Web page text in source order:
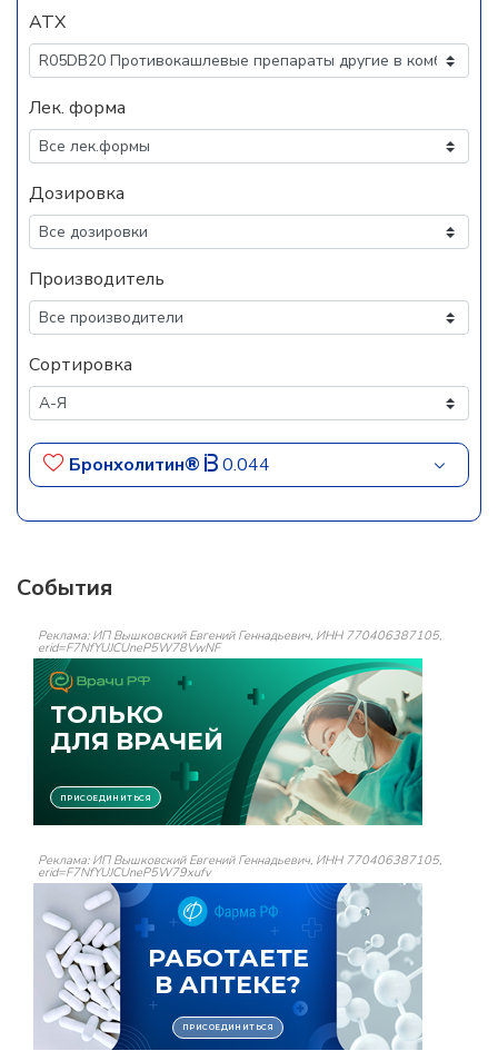
АТХ
Лек. форма
Дозировка
Производитель
Сортировка
Бронхолитин® 0.044
События
Реклама: ИП Вышковский Евгений Геннадьевич, ИНН 770406387105,
erid=F7NfYUJCUneP5W78VwNF
Реклама: ИП Вышковский Евгений Геннадьевич, ИНН 770406387105,
erid=F7NfYUJCUneP5W79xufv